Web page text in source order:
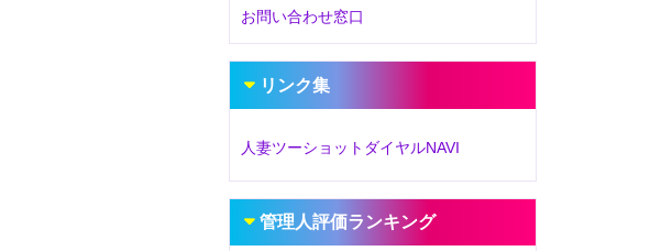
お問い合わせ窓口
リンク集
人妻ツーショットダイヤルNAVI
管理人評価ランキング